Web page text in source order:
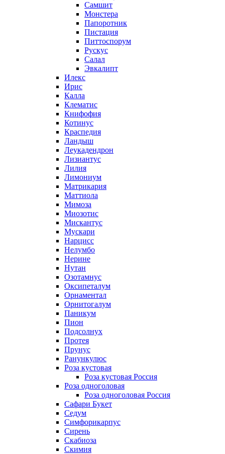
Самшит
Монстера
Папоротник
Пистация
Питтоспорум
Рускус
Салал
Эвкалипт
Илекс
Ирис
Калла
Клематис
Книфофия
Котинус
Краспедия
Ландыш
Леукадендрон
Лизиантус
Лилия
Лимониум
Матрикария
Маттиола
Мимоза
Миозотис
Мискантус
Мускари
Нарцисс
Нелумбо
Нерине
Нутан
Озотамнус
Оксипеталум
Орнаментал
Орнитогалум
Паникум
Пион
Подсолнух
Протея
Прунус
Ранункулюс
Роза кустовая
Роза кустовая Россия
Роза одноголовая
Роза одноголовая Россия
Сафари Букет
Седум
Симфорикарпус
Сирень
Скабиоза
Скимия